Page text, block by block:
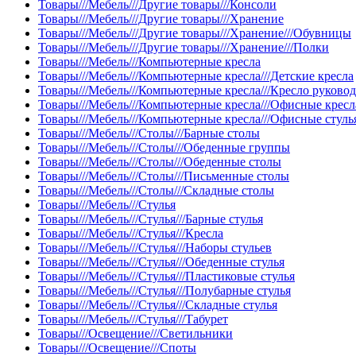
Товары///Мебель///Другие товары///Консоли
Товары///Мебель///Другие товары///Хранение
Товары///Мебель///Другие товары///Хранение///Обувницы
Товары///Мебель///Другие товары///Хранение///Полки
Товары///Мебель///Компьютерные кресла
Товары///Мебель///Компьютерные кресла///Детские кресла
Товары///Мебель///Компьютерные кресла///Кресло
Товары///Мебель///Компьютерные кресла///Офисные
Товары///Мебель///Компьютерные кресла///Офисные
Товары///Мебель///Столы///Барные столы
Товары///Мебель///Столы///Обеденные группы
Товары///Мебель///Столы///Обеденные столы
Товары///Мебель///Столы///Письменные столы
Товары///Мебель///Столы///Складные столы
Товары///Мебель///Стулья
Товары///Мебель///Стулья///Барные стулья
Товары///Мебель///Стулья///Кресла
Товары///Мебель///Стулья///Наборы стульев
Товары///Мебель///Стулья///Обеденные стулья
Товары///Мебель///Стулья///Пластиковые стулья
Товары///Мебель///Стулья///Полубарные стулья
Товары///Мебель///Стулья///Складные стулья
Товары///Мебель///Стулья///Табурет
Товары///Освещение///Светильники
Товары///Освещение///Споты